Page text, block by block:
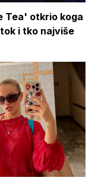
Tea' otkrio koga
i tko najviše